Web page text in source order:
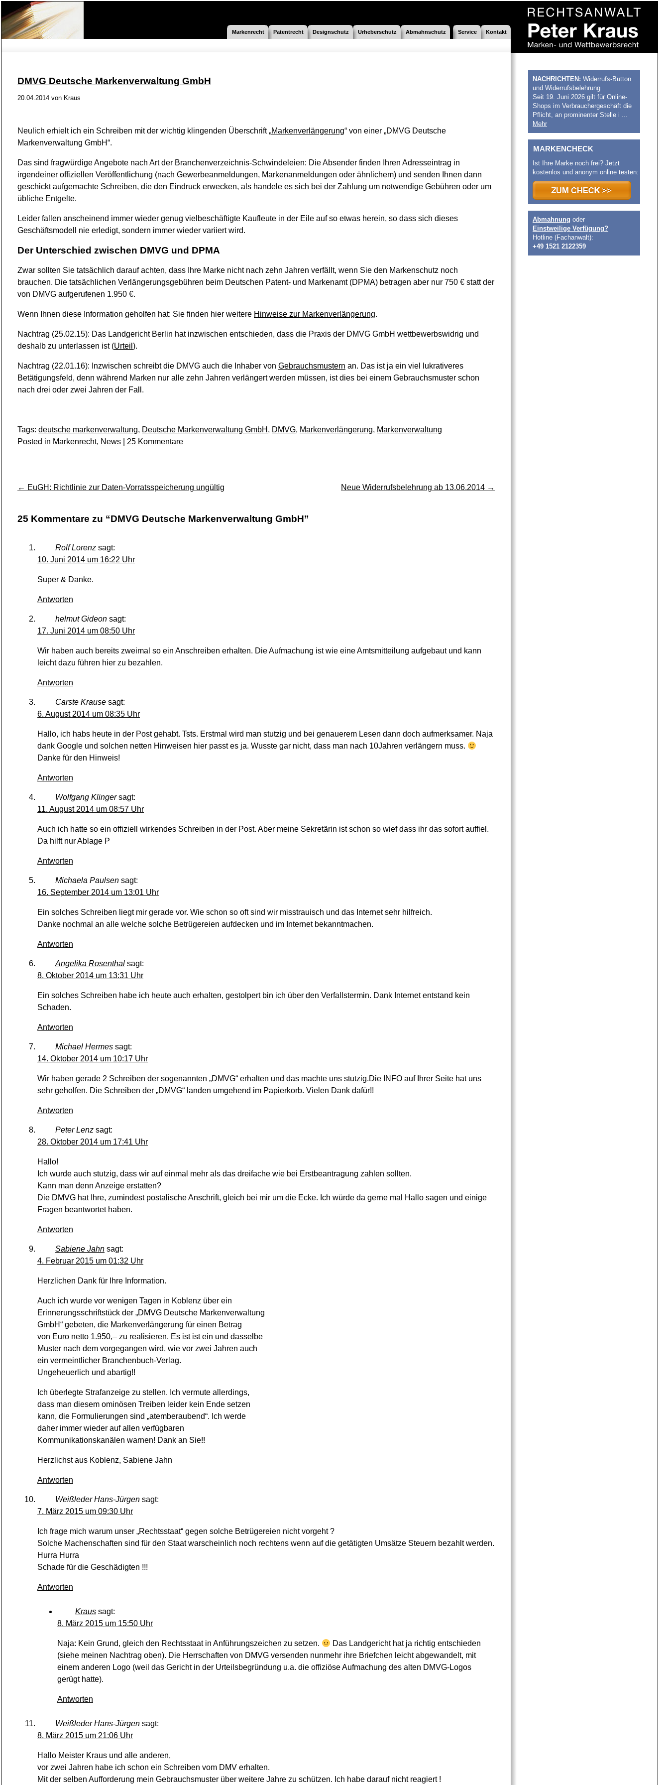
Markenrecht Patentrecht Designschutz Urheberschutz Abmahnschutz Service Kontakt
DMVG Deutsche Markenverwaltung GmbH
20.04.2014 von Kraus
Neulich erhielt ich ein Schreiben mit der wichtig klingenden Überschrift „Markenverlängerung“ von einer „DMVG Deutsche
Markenverwaltung GmbH“.
Das sind fragwürdige Angebote nach Art der Branchenverzeichnis-Schwindeleien: Die Absender finden Ihren Adresseintrag in
irgendeiner offiziellen Veröffentlichung (nach Gewerbeanmeldungen, Markenanmeldungen oder ähnlichem) und senden Ihnen dann
geschickt aufgemachte Schreiben, die den Eindruck erwecken, als handele es sich bei der Zahlung um notwendige Gebühren oder um
übliche Entgelte.
Leider fallen anscheinend immer wieder genug vielbeschäftigte Kaufleute in der Eile auf so etwas herein, so dass sich dieses
Geschäftsmodell nie erledigt, sondern immer wieder variiert wird.
Der Unterschied zwischen DMVG und DPMA
Zwar sollten Sie tatsächlich darauf achten, dass Ihre Marke nicht nach zehn Jahren verfällt, wenn Sie den Markenschutz noch
brauchen. Die tatsächlichen Verlängerungsgebühren beim Deutschen Patent- und Markenamt (DPMA) betragen aber nur 750 € statt der
von DMVG aufgerufenen 1.950 €.
Wenn Ihnen diese Information geholfen hat: Sie finden hier weitere Hinweise zur Markenverlängerung.
Nachtrag (25.02.15): Das Landgericht Berlin hat inzwischen entschieden, dass die Praxis der DMVG GmbH wettbewerbswidrig und
deshalb zu unterlassen ist (Urteil ).
Nachtrag (22.01.16): Inzwischen schreibt die DMVG auch die Inhaber von Gebrauchsmustern an. Das ist ja ein viel lukrativeres
Betätigungsfeld, denn während Marken nur alle zehn Jahren verlängert werden müssen, ist dies bei einem Gebrauchsmuster schon
nach drei oder zwei Jahren der Fall.
Tags: deutsche markenverwaltung, Deutsche Markenverwaltung GmbH , DMVG, Markenverlängerung, Markenverwaltung
Posted in Markenrecht, News 25 Kommentarezu
GmbH
← EuGH: Richtlinie zur Daten-Vorratsspeicherung ungültig Neue Widerrufsbelehrung ab 13.06.2014 →
25 Kommentare zu “DMVG Deutsche Markenverwaltung GmbH”
Rolf Lorenz sagt:
10. Juni 2014 um 16:22 Uhr
Super & Danke.
Antworten
helmut Gideon sagt:
17. Juni 2014 um 08:50 Uhr
Wir haben auch bereits zweimal so ein Anschreiben erhalten. Die Aufmachung ist wie eine Amtsmitteilung aufgebaut und kann
leicht dazu führen hier zu bezahlen.
Antworten
Carste Krause sagt:
6. August 2014 um 08:35 Uhr
Hallo, ich habs heute in der Post gehabt. Tsts. Erstmal wird man stutzig und bei genauerem Lesen dann doch aufmerksamer. Naja
dank Google und solchen netten Hinweisen hier passt es ja. Wusste gar nicht, dass man nach 10Jahren verlängern muss.
Danke für den Hinweis!
Antworten
Wolfgang Klinger sagt:
11. August 2014 um 08:57 Uhr
Auch ich hatte so ein offiziell wirkendes Schreiben in der Post. Aber meine Sekretärin ist schon so wief dass ihr das sofort auffiel.
Da hilft nur Ablage P
Antworten
Michaela Paulsen sagt:
16. September 2014 um 13:01 Uhr
Ein solches Schreiben liegt mir gerade vor. Wie schon so oft sind wir misstrauisch und das Internet sehr hilfreich.
Danke nochmal an alle welche solche Betrügereien aufdecken und im Internet bekanntmachen.
Antworten
Angelika Rosenthal sagt:
8. Oktober 2014 um 13:31 Uhr
Ein solches Schreiben habe ich heute auch erhalten, gestolpert bin ich über den Verfallstermin. Dank Internet entstand kein
Schaden.
Antworten
Michael Hermes sagt:
14. Oktober 2014 um 10:17 Uhr
Wir haben gerade 2 Schreiben der sogenannten „DMVG“ erhalten und das machte uns stutzig.Die INFO auf Ihrer Seite hat uns
sehr geholfen. Die Schreiben der „DMVG“ landen umgehend im Papierkorb. Vielen Dank dafür!!
Antworten
Peter Lenz sagt:
28. Oktober 2014 um 17:41 Uhr
Hallo!
Ich wurde auch stutzig, dass wir auf einmal mehr als das dreifache wie bei Erstbeantragung zahlen sollten.
Kann man denn Anzeige erstatten?
Die DMVG hat Ihre, zumindest postalische Anschrift, gleich bei mir um die Ecke. Ich würde da gerne mal Hallo sagen und einige
Fragen beantwortet haben.
Antworten
Sabiene Jahn sagt:
4. Februar 2015 um 01:32 Uhr
Herzlichen Dank für Ihre Information.
Auch ich wurde vor wenigen Tagen in Koblenz über ein
Erinnerungsschriftstück der „DMVG Deutsche Markenverwaltung
GmbH“ gebeten, die Markenverlängerung für einen Betrag
von Euro netto 1.950,– zu realisieren. Es ist ist ein und dasselbe
Muster nach dem vorgegangen wird, wie vor zwei Jahren auch
ein vermeintlicher Branchenbuch-Verlag.
Ungeheuerlich und abartig!!
Ich überlegte Strafanzeige zu stellen. Ich vermute allerdings,
dass man diesem ominösen Treiben leider kein Ende setzen
kann, die Formulierungen sind „atemberaubend“. Ich werde
daher immer wieder auf allen verfügbaren
Kommunikationskanälen warnen! Dank an Sie!!
Herzlichst aus Koblenz, Sabiene Jahn
Antworten
Weißleder Hans-Jürgen sagt:
7. März 2015 um 09:30 Uhr
Ich frage mich warum unser „Rechtsstaat“ gegen solche Betrügereien nicht vorgeht ?
Solche Machenschaften sind für den Staat warscheinlich noch rechtens wenn auf die getätigten Umsätze Steuern bezahlt werden.
Hurra Hurra
Schade für die Geschädigten !!!
Antworten
Kraus sagt:
8. März 2015 um 15:50 Uhr
Naja: Kein Grund, gleich den Rechtsstaat in Anführungszeichen zu setzen.
Das Landgericht hat ja richtig entschieden
(siehe meinen Nachtrag oben). Die Herrschaften von DMVG versenden nunmehr ihre Briefchen leicht abgewandelt, mit
einem anderen Logo (weil das Gericht in der Urteilsbegründung u.a. die offiziöse Aufmachung des alten DMVG-Logos
gerügt hatte).
Antworten
Weißleder Hans-Jürgen sagt:
8. März 2015 um 21:06 Uhr
Hallo Meister Kraus und alle anderen,
vor zwei Jahren habe ich schon ein Schreiben vom DMV erhalten.
Mit der selben Aufforderung mein Gebrauchsmuster über weitere Jahre zu schützen. Ich habe darauf nicht reagiert !
NACHRICHTEN: Widerrufs-Button
und Widerrufsbelehrung
Seit 19. Juni 2026 gilt für Online-
Shops im Verbrauchergeschäft die
Pflicht, an prominenter Stelle i ...
Mehr
MARKENCHECK
Ist Ihre Marke noch frei? Jetzt
kostenlos und anonym online testen:
Abmahnung oder
Einstweilige Verfügung?
Hotline (Fachanwalt):
+49 1521 2122359